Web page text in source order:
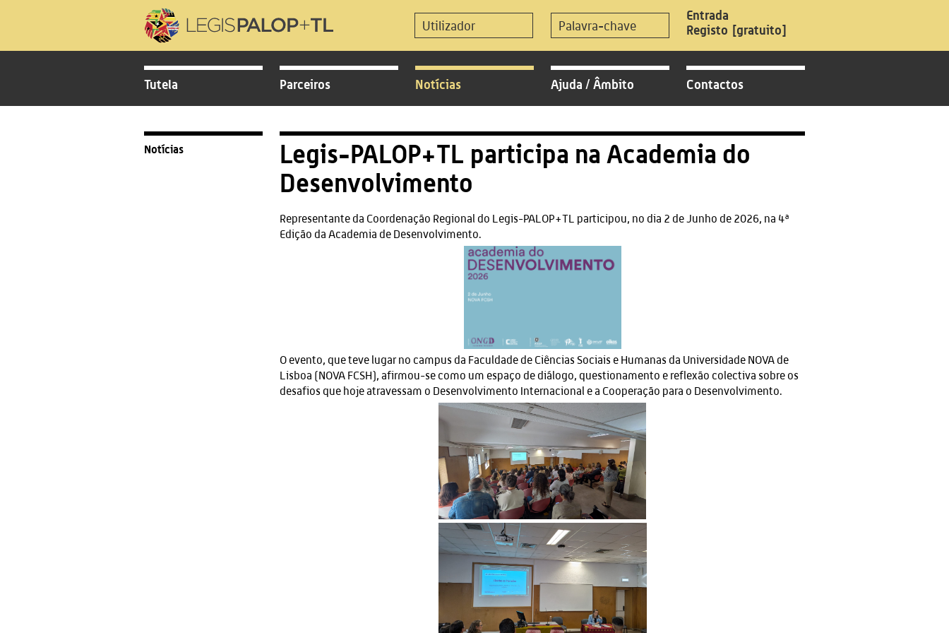
Registo [gratuito]
Tutela Parceiros Notícias Ajuda / Âmbito Contactos
Notícias
Legis-PALOP+TL participa na Academia do
Desenvolvimento
Representante da Coordenação Regional do Legis-PALOP+TL participou, no dia 2 de Junho de 2026, na 4ª
Edição da Academia de Desenvolvimento.
O evento, que teve lugar no campus da Faculdade de Ciências Sociais e Humanas da Universidade NOVA de
Lisboa (NOVA FCSH), afirmou-se como um espaço de diálogo, questionamento e reflexão colectiva sobre os
desafios que hoje atravessam o Desenvolvimento Internacional e a Cooperação para o Desenvolvimento.